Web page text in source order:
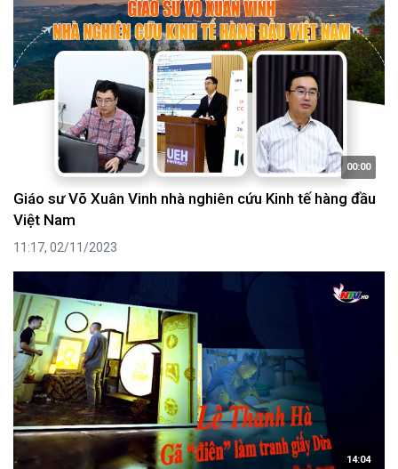
00:00
Giáo sư Võ Xuân Vinh nhà nghiên cứu Kinh tế hàng đầu
Việt Nam
11:17, 02/11/2023
14:04